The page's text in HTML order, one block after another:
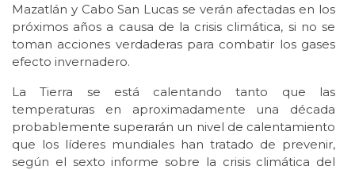
Mazatlán y Cabo San Lucas se verán afectadas en los
próximos años a causa de la crisis climática, si no se
toman acciones verdaderas para combatir los gases
efecto invernadero.
La Tierra se está calentando tanto que las
temperaturas en aproximadamente una década
probablemente superarán un nivel de calentamiento
que los líderes mundiales han tratado de prevenir,
según el sexto informe sobre la crisis climática del